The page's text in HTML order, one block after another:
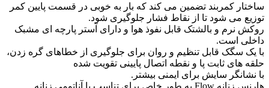
ساختار کمربند تضمین می کند که بار به خوبی در قسمت پایین کمر
توزیع می شود تا از نقاط فشار جلوگیری شود.
روکش نرم و بالشتک قابل نفوذ هوا و دارای آستر پارچه ای مشبک
داخلی است.
با یک سگک قابل تنظیم و روان برای جلوگیری از خطاهای گره زدن،
حلقه های ثابت پا و نقطه اتصال پایینی تقویت شده
با نشانگر سایش برای ایمنی بیشتر.
هارنس زنانه Flow به طور خاص برای تناسب با آناتومی زنانه